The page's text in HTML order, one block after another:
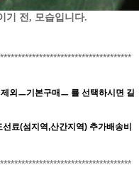
기 전, 모습입니다.
외ㅡ기본구매ㅡ 를 선택하시면 길
료(섬지역,산간지역) 추가배송비